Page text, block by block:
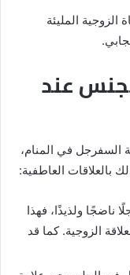
المليئة
عند
السفرجل في المنام،
بالعلاقات العاطفية:
ناضجًا ولذيذًا، فهذا
الزوجية. كما قد